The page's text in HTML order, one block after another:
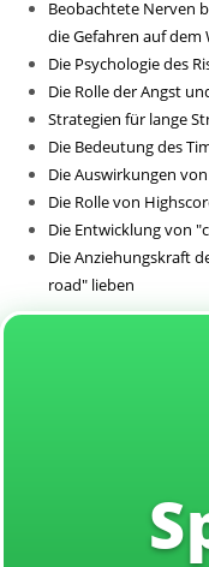
Sin categoría
Beobachtete Nerven
die Gefahren auf dem
Die Psychologie des
Die Rolle der Angst
Strategien für lange
Die Bedeutung des
Die Auswirkungen
Die Rolle von
Die Entwicklung von
Die Anziehungskraft
road" lieben